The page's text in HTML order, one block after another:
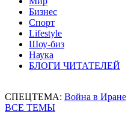
Бизнес
Спорт
Lifestyle
Шоу-биз
Наука
БЛОГИ ЧИТАТЕЛЕЙ
СПЕЦТЕМА: Война в Иране
ВСЕ ТЕМЫ